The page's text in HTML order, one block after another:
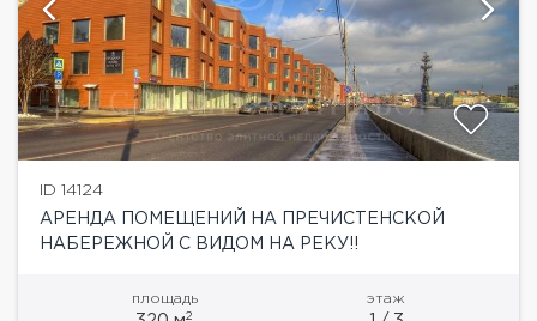
ID 14124
АРЕНДА ПОМЕЩЕНИЙ НА ПРЕЧИСТЕНСКОЙ
НАБЕРЕЖНОЙ С ВИДОМ НА РЕКУ!!
площадь
2
этаж